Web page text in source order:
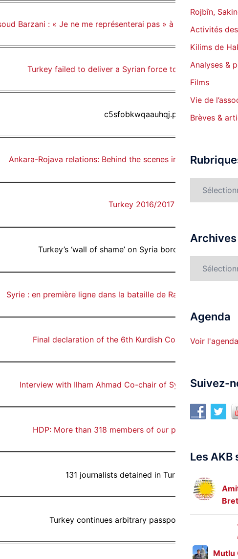
Barzani : « Je ne me représenterai pas » à la présidence du
Turkey failed to deliver a Syrian force to take Raqqa:
Ankara-Rojava relations: Behind the scenes in Suleyman Shah
Turkey 2016/2017
Turkey’s ‘wall of shame’ on Syria border goes
Syrie : en première ligne dans la bataille de Raqqa contre l’Etat
Final declaration of the 6th Kurdish Conference in
Interview with Ilham Ahmad Co-chair of Syria Democratic
HDP: More than 318 members of our party detained
131 journalists detained in Turkey in 2016
Turkey continues arbitrary passport cancellations
Rojbîn,
Activités
Kilims de
Analyses &
Films
Vie de
Brèves &
Archives
Agenda
Voir l'agenda
Suivez-
Les AKB
Mutlu